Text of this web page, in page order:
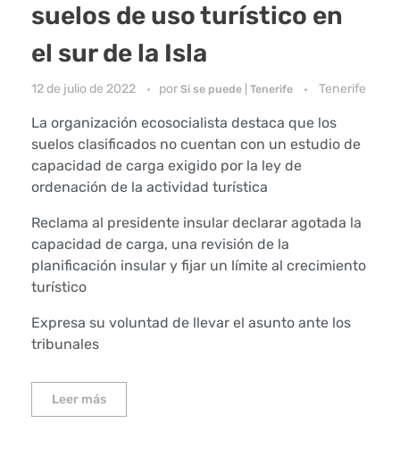
suelos de uso turístico en
el sur de la Isla
12 de julio de 2022 por Sí se puede | Tenerife Tenerife
La organización ecosocialista destaca que los
suelos clasificados no cuentan con un estudio de
capacidad de carga exigido por la ley de
ordenación de la actividad turística
Reclama al presidente insular declarar agotada la
capacidad de carga, una revisión de la
planificación insular y fijar un límite al crecimiento
turístico
Expresa su voluntad de llevar el asunto ante los
tribunales
Leer más